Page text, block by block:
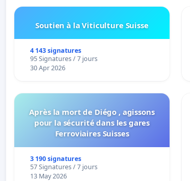
Soutien à la Viticulture Suisse
4 143 signatures
95 Signatures / 7 jours
30 Apr 2026
Après la mort de Diégo , agissons
pour la sécurité dans les gares
Ferroviaires Suisses
3 190 signatures
57 Signatures / 7 jours
13 May 2026